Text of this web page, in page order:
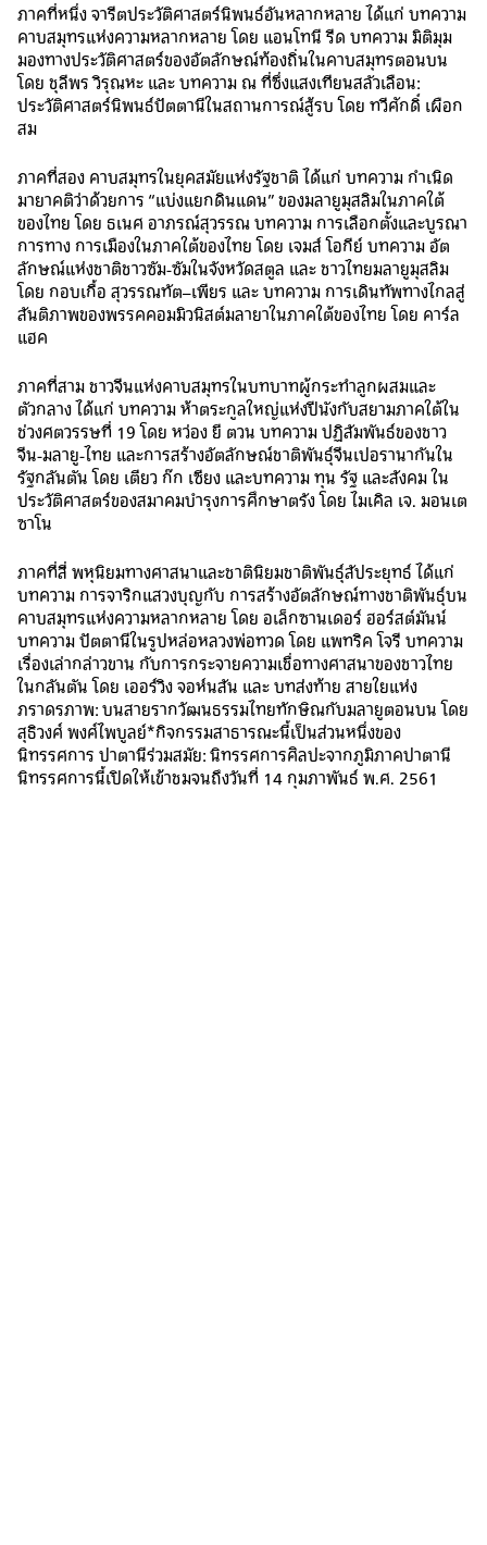
ภาคที่หนึ่ง จารีตประวัติศาสตร์นิพนธ์อันหลากหลาย ได้แก่ บทความ
คาบสมุทรแห่งความหลากหลาย โดย แอนโทนี รีด บทความ มิติมุม
มองทางประวัติศาสตร์ของอัตลักษณ์ท้องถิ่นในคาบสมุทรตอนบน
โดย ชุลีพร วิรุณหะ และ บทความ ณ ที่ซึ่งแสงเทียนสลัวเลือน:
ประวัติศาสตร์นิพนธ์ปัตตานีในสถานการณ์สู้รบ โดย ทวีศักดิ์ เผือก
สม
ภาคที่สอง คาบสมุทรในยุคสมัยแห่งรัฐชาติ ได้แก่ บทความ กำเนิด
มายาคติว่าด้วยการ “แบ่งแยกดินแดน” ของมลายูมุสลิมในภาคใต้
ของไทย โดย ธเนศ อาภรณ์สุวรรณ บทความ การเลือกตั้งและบูรณา
การทาง การเมืองในภาคใต้ของไทย โดย เจมส์ โอกีย์ บทความ อัต
ลักษณ์แห่งชาติชาวซัม-ซัมในจังหวัดสตูล และ ชาวไทยมลายูมุสลิม
โดย กอบเกื้อ สุวรรณทัต–เพียร และ บทความ การเดินทัพทางไกลสู่
สันติภาพของพรรคคอมมิวนิสต์มลายาในภาคใต้ของไทย โดย คาร์ล
แฮค
ภาคที่สาม ชาวจีนแห่งคาบสมุทรในบทบาทผู้กระทำลูกผสมและ
ตัวกลาง ได้แก่ บทความ ห้าตระกูลใหญ่แห่งปีนังกับสยามภาคใต้ใน
ช่วงศตวรรษที่ 19 โดย หว่อง ยี ตวน บทความ ปฏิสัมพันธ์ของชาว
จีน-มลายู-ไทย และการสร้างอัตลักษณ์ชาติพันธุ์จีนเปอรานากันใน
รัฐกลันตัน โดย เตียว ก๊ก เซียง และบทความ ทุน รัฐ และสังคม ใน
ประวัติศาสตร์ของสมาคมบำรุงการศึกษาตรัง โดย ไมเคิล เจ. มอนเต
ซาโน
ภาคที่สี่ พหุนิยมทางศาสนาและชาตินิยมชาติพันธุ์สัประยุทธ์ ได้แก่
บทความ การจาริกแสวงบุญกับ การสร้างอัตลักษณ์ทางชาติพันธุ์บน
คาบสมุทรแห่งความหลากหลาย โดย อเล็กซานเดอร์ ฮอร์สต์มันน์
บทความ ปัตตานีในรูปหล่อหลวงพ่อทวด โดย แพทริค โจรี บทความ
เรื่องเล่ากล่าวขาน กับการกระจายความเชื่อทางศาสนาของชาวไทย
ในกลันตัน โดย เออร์วิง จอห์นสัน และ บทส่งท้าย สายใยแห่ง
ภราดรภาพ: บนสายรากวัฒนธรรมไทยทักษิณกับมลายูตอนบน โดย
สุธิวงศ์ พงศ์ไพบูลย์*กิจกรรมสาธารณะนี้เป็นส่วนหนึ่งของ
นิทรรศการ ปาตานีร่วมสมัย: นิทรรศการศิลปะจากภูมิภาคปาตานี
นิทรรศการนี้เปิดให้เข้าชมจนถึงวันที่ 14 กุมภาพันธ์ พ.ศ. 2561